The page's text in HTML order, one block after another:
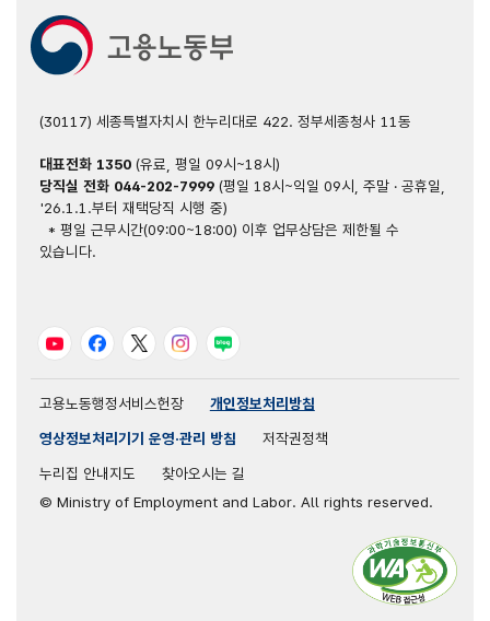
(30117) 세종특별자치시 한누리대로 422. 정부세종청사 11동
대표전화 1350(유료, 평일 09시~18시)
당직실 전화 044-202-7999(평일 18시~익일 09시, 주말 · 공휴일,
'26.1.1.부터 재택당직 시행 중)
* 평일 근무시간(09:00~18:00) 이후 업무상담은 제한될 수
있습니다.
유튜브 페이스북트위터 인스타그램
블로그
고용노동행정서비스헌장
개인정보처리방침
영상정보처리기기 운영·관리 방침
저작권정책
누리집 안내지도
찾아오시는 길
© Ministry of Employment and Labor. All rights reserved.